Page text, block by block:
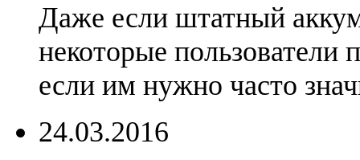
Даже если штатный
некоторые пользователи
если им нужно часто
24.03.2016